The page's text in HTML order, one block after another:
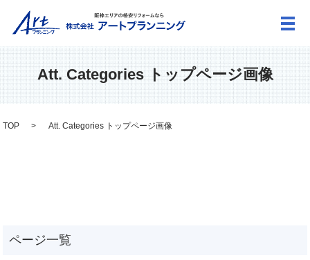
メ
Att. Categories トップページ画像
TOP Att. Categories トップページ画像